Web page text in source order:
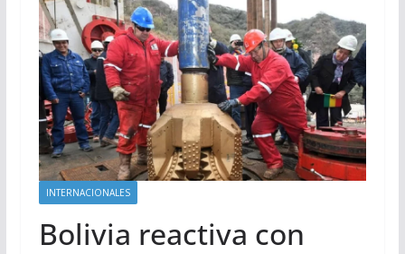
INTERNACIONALES
Bolivia reactiva con